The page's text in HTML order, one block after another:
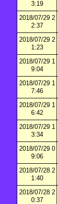
3:19
2018/07/29 2
2:37
2018/07/29 2
1:23
2018/07/29 1
9:04
2018/07/29 1
7:46
2018/07/29 1
6:42
2018/07/29 1
3:34
2018/07/29 0
9:06
2018/07/28 2
1:40
2018/07/28 2
0:37